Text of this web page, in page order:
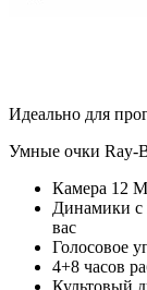
Идеально для
Умные очки Ray-
Камера 12
Динамики с
вас
Голосовое
4+8 часов
Культовый